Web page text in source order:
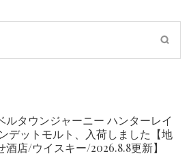
ルタウンジャーニー ハンターレイ
デットモルト、入荷しました【地
酒店/ウイスキー/2026.8.8更新】